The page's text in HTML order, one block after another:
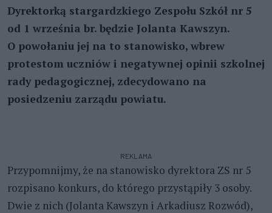
Dyrektorką stargardzkiego Zespołu Szkół nr 5
od 1 września br. będzie Jolanta Kawszyn.
O powołaniu jej na to stanowisko, wbrew
protestom uczniów i negatywnej opinii szkolnej
rady pedagogicznej, zdecydowano na
posiedzeniu zarządu powiatu.
REKLAMA
Przypomnijmy, że na stanowisko dyrektora ZS nr 5
rozpisano konkurs, do którego przystąpiły 3 osoby.
Dwie z nich (Jolanta Kawszyn i Arkadiusz Rozwód),